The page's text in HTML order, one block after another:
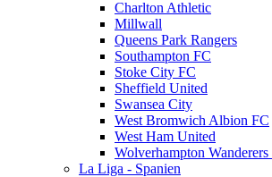
Charlton Athletic
Millwall
Queens Park Rangers
Southampton FC
Stoke City FC
Sheffield United
Swansea City
West Bromwich Albion FC
West Ham United
Wolverhampton Wanderers
La Liga - Spanien